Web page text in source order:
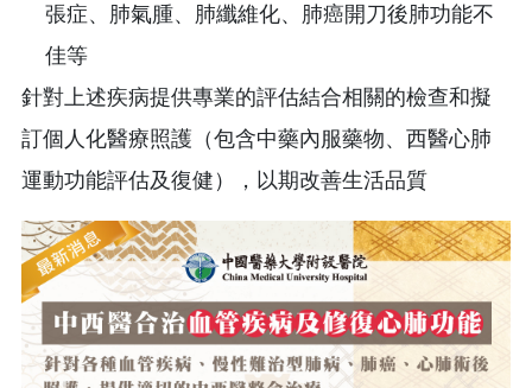
張症、肺氣腫、肺纖維化、肺癌開刀後肺功能不
佳等
針對上述疾病提供專業的評估結合相關的檢查和擬
訂個人化醫療照護（包含中藥內服藥物、西醫心肺
運動功能評估及復健），以期改善生活品質